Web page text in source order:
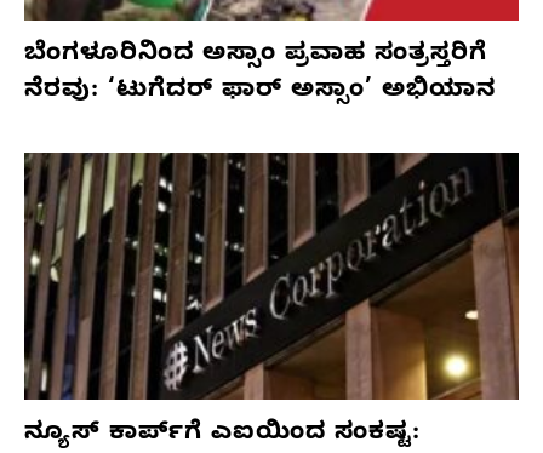
ಬೆಂಗಳೂರಿನಿಂದ ಅಸ್ಸಾಂ ಪ್ರವಾಹ ಸಂತ್ರಸ್ತರಿಗೆ
ನೆರವು: ‘ಟುಗೆದರ್ ಫಾರ್ ಅಸ್ಸಾಂ’ ಅಭಿಯಾನ
ನ್ಯೂಸ್ ಕಾರ್ಪ್‌ಗೆ ಎಐಯಿಂದ ಸಂಕಷ್ಟ: